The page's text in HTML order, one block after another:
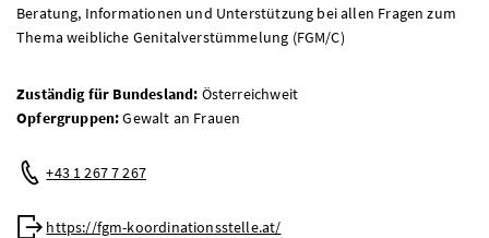
Beratung, Informationen und Unterstützung bei allen Fragen zum
Thema weibliche Genitalverstümmelung (FGM/C)
Zuständig für Bundesland: Österreichweit
Opfergruppen:Gewalt an Frauen
Telefon:
+43 1 267 7 267
Web:
https://fgm-koordinationsstelle.at/